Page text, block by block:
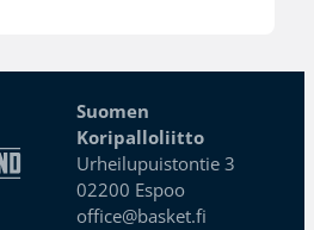
Suomen
Koripalloliitto
Urheilupuistontie 3
02200 Espoo
office@basket.fi